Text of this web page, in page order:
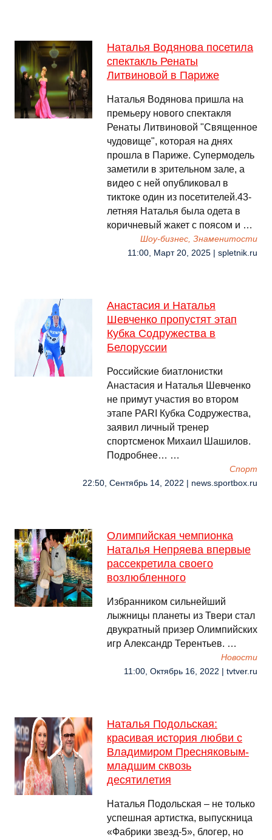
Наталья Водянова посетила
спектакль Ренаты
Литвиновой в Париже
Наталья Водянова пришла на
премьеру нового спектакля
Ренаты Литвиновой "Священное
чудовище", которая на днях
прошла в Париже. Супермодель
заметили в зрительном зале, а
видео с ней опубликовал в
тиктоке один из посетителей.43-
летняя Наталья была одета в
коричневый жакет с поясом и …
Шоу-бизнес, Знаменитости
11:00, Март 20, 2025 | spletnik.ru
Анастасия и Наталья
Шевченко пропустят этап
Кубка Содружества в
Белоруссии
Российские биатлонистки
Анастасия и Наталья Шевченко
не примут участия во втором
этапе PARI Кубка Содружества,
заявил личный тренер
спортсменок Михаил Шашилов.
Подробнее… …
Спорт
22:50, Сентябрь 14, 2022 | news.sportbox.ru
Олимпийская чемпионка
Наталья Непряева впервые
рассекретила своего
возлюбленного
Избранником сильнейший
лыжницы планеты из Твери стал
двукратный призер Олимпийских
игр Александр Терентьев. …
Новости
11:00, Октябрь 16, 2022 | tvtver.ru
Наталья Подольская:
красивая история любви с
Владимиром Пресняковым-
младшим сквозь
десятилетия
Наталья Подольская – не только
успешная артистка, выпускница
«Фабрики звезд-5», блогер, но